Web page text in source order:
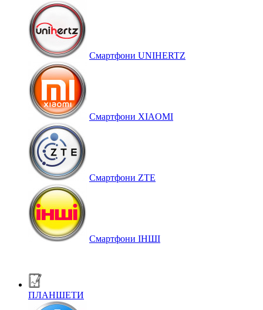
Смартфони UNIHERTZ
Смартфони XIAOMI
Смартфони ZTE
Смартфони ІНШІ
ПЛАНШЕТИ